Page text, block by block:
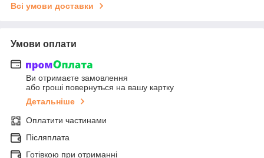
Всі умови доставки
Умови оплати
Ви отримаєте замовлення
або гроші повернуться на вашу картку
Детальніше
Оплатити частинами
Післяплата
Готівкою при отриманні